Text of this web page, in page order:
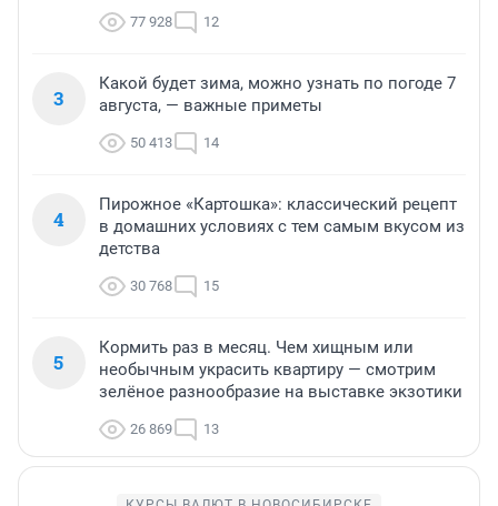
77 928 12
3
Какой будет зима, можно узнать по погоде 7
августа, — важные приметы
50 413 14
4
Пирожное «Картошка»: классический рецепт
в домашних условиях с тем самым вкусом из
детства
30 768 15
5
Кормить раз в месяц. Чем хищным или
необычным украсить квартиру — смотрим
зелёное разнообразие на выставке экзотики
26 869 13